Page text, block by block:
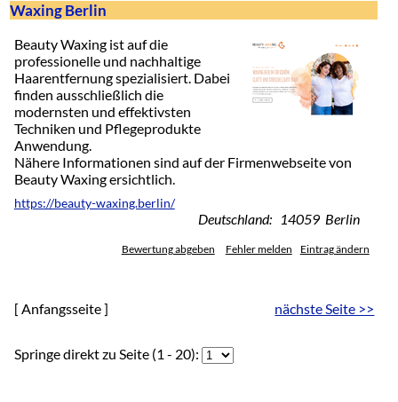
Waxing Berlin
Beauty Waxing ist auf die
professionelle und nachhaltige
Haarentfernung spezialisiert. Dabei
finden ausschließlich die
modernsten und effektivsten
Techniken und Pflegeprodukte
Anwendung.
Nähere Informationen sind auf der Firmenwebseite von
Beauty Waxing ersichtlich.
https://beauty-waxing.berlin/
Deutschland: 14059 Berlin
Bewertung abgeben Fehler melden Eintrag ändern
[ Anfangsseite ] nächste Seite >>
Springe direkt zu Seite (1 - 20):